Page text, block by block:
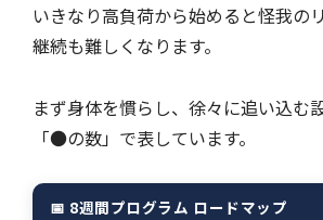
いきなり高負荷から始めると怪我の
継続も難しくなります。
まず身体を慣らし、徐々に追い込む
「●の数」で表しています。
📅 8週間プログラム ロードマップ